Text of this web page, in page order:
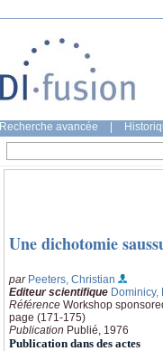
Recherche avancée
Une dichotomie
par Peeters, Christian
Editeur scientifique Dominicy,
Référence Workshop
page (171-175)
Publication Publié, 1976
Publication dans des actes